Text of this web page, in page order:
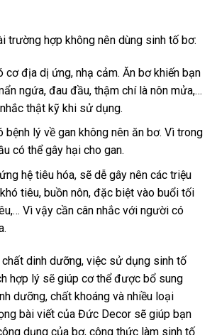
trường hợp không nên dùng sinh tố bơ:
cơ địa dị ứng, nhạ cảm. Ăn bơ khiến bạn
ngứa, đau đầu, thậm chí là nôn mửa,…
thật kỹ khi sử dụng.
bệnh lý về gan không nên ăn bơ. Vì trong
có thể gây hại cho gan.
hệ tiêu hóa, sẽ dễ gây nên các triệu
tiêu, buồn nôn, đặc biệt vào buổi tối
Vì vậy cần cân nhắc với người có
dinh dưỡng, việc sử dụng sinh tố
hợp lý sẽ giúp cơ thể được bổ sung
dưỡng, chất khoáng và nhiều loại
bài viết của Đức Decor sẽ giúp bạn
dụng của bơ, công thức làm sinh tố